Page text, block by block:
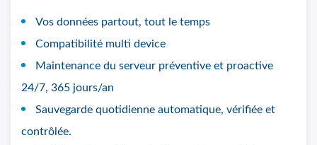
Vos données partout, tout le temps
Compatibilité multi device
Maintenance du serveur préventive et proactive
24/7, 365 jours/an
Sauvegarde quotidienne automatique, vérifiée et
contrôlée.